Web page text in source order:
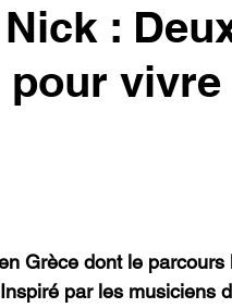
:
pour vivre
Grèce dont le parcours
par les musiciens